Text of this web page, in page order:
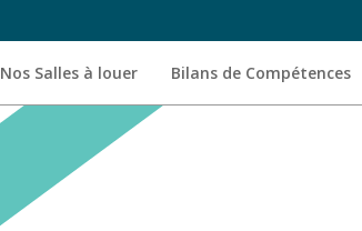
Nos Salles à louer Bilans de Compétences